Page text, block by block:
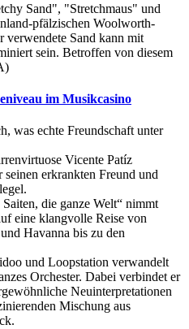
Sand", "Stretchmaus" und
pfälzischen Woolworth-
Sand kann mit
sein. Betroffen von diesem
im Musikcasino
was echte Freundschaft unter
Vicente Patíz
erkrankten Freund und
die ganze Welt“ nimmt
eine klangvolle Reise von
Havanna bis zu den
und Loopstation verwandelt
Orchester. Dabei verbindet er
Neuinterpretationen
Mischung aus